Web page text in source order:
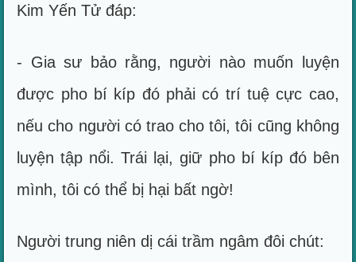
Kim Yến Tử đáp:
- Gia sư bảo rằng, người nào muốn luyện
được pho bí kíp đó phải có trí tuệ cực cao,
nếu cho người có trao cho tôi, tôi cũng không
luyện tập nổi. Trái lại, giữ pho bí kíp đó bên
mình, tôi có thể bị hại bất ngờ!
Người trung niên dị cái trầm ngâm đôi chút: